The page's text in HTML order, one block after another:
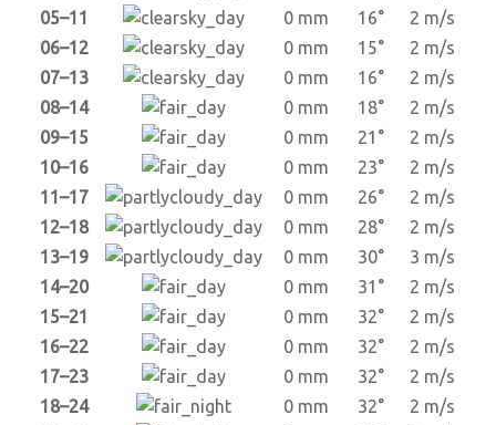
05–11
0 mm 16°
2 m/s
06–12
0 mm 15°
2 m/s
07–13
0 mm 16°
2 m/s
08–14
0 mm 18°
2 m/s
09–15
0 mm 21°
2 m/s
10–16
0 mm 23°
2 m/s
11–17
0 mm 26°
2 m/s
12–18
0 mm 28°
2 m/s
13–19
0 mm 30°
3 m/s
14–20
0 mm 31°
2 m/s
15–21
0 mm 32°
2 m/s
16–22
0 mm 32°
2 m/s
17–23
0 mm 32°
2 m/s
18–24
0 mm 32°
2 m/s